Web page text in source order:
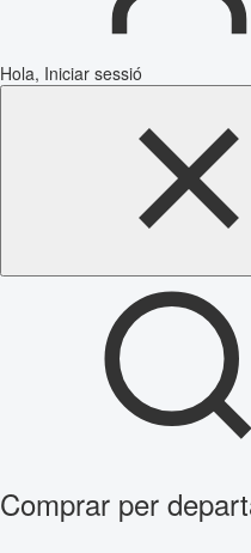
Hola, Iniciar sessió
Comprar per